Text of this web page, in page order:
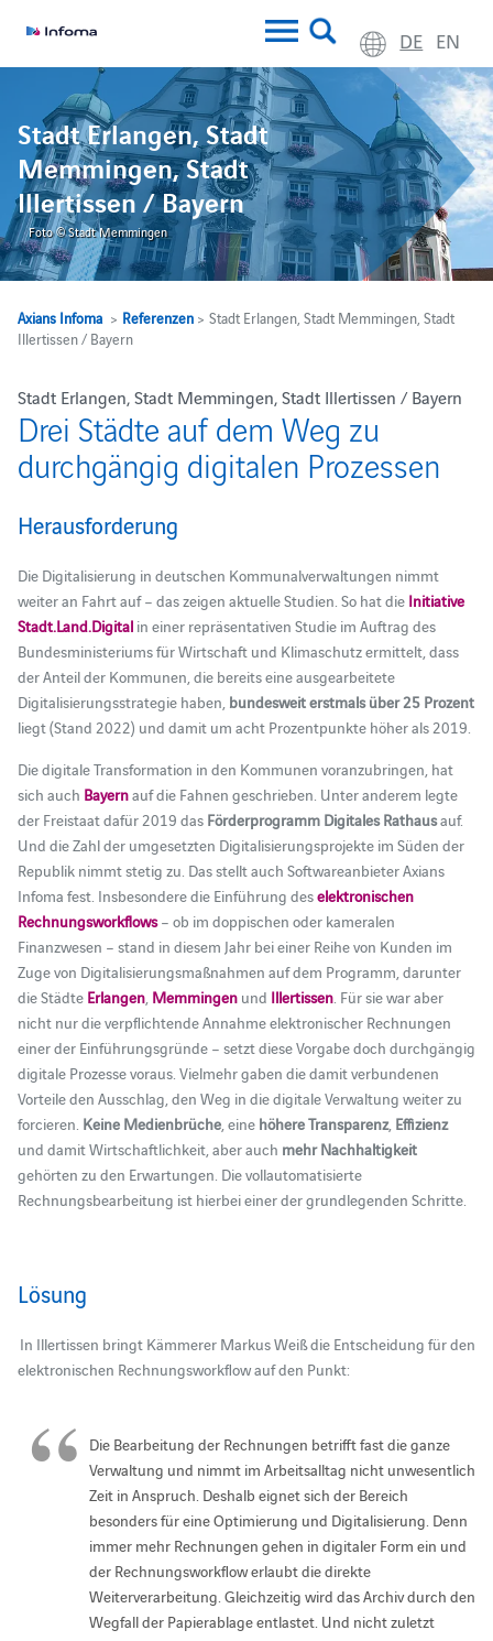
DE EN
Stadt Erlangen, Stadt
Memmingen, Stadt
Illertissen / Bayern
Foto © Stadt Memmingen
Axians Infoma> Referenzen> Stadt Erlangen, Stadt Memmingen, Stadt
Illertissen / Bayern
Stadt Erlangen, Stadt Memmingen, Stadt Illertissen / Bayern
Drei Städte auf dem Weg zu
durchgängig digitalen Prozessen
Herausforderung
Die Digitalisierung in deutschen Kommunalverwaltungen nimmt
weiter an Fahrt auf – das zeigen aktuelle Studien. So hat die Initiative
Stadt.Land.Digitalin einer repräsentativen Studie im Auftrag des
Bundesministeriums für Wirtschaft und Klimaschutz ermittelt, dass
der Anteil der Kommunen, die bereits eine ausgearbeitete
Digitalisierungsstrategie haben, bundesweit erstmals über 25 Prozent
liegt (Stand 2022) und damit um acht Prozentpunkte höher als 2019.
Die digitale Transformation in den Kommunen voranzubringen, hat
sich auch Bayernauf die Fahnen geschrieben. Unter anderem legte
der Freistaat dafür 2019 dasFörderprogramm Digitales Rathausauf.
Und die Zahl der umgesetzten Digitalisierungsprojekte im Süden der
Republik nimmt stetig zu. Das stellt auch Softwareanbieter Axians
Infoma fest. Insbesondere die Einführung deselektronischen
Rechnungsworkflows– ob im doppischen oder kameralen
Finanzwesen – stand in diesem Jahr bei einer Reihe von Kunden im
Zuge von Digitalisierungsmaßnahmen auf dem Programm, darunter
die Städte Erlangen, Memmingenund Illertissen. Für sie war aber
nicht nur die verpflichtende Annahme elektronischer Rechnungen
einer der Einführungsgründe – setzt diese Vorgabe doch durchgängig
digitale Prozesse voraus. Vielmehr gaben die damit verbundenen
Vorteile den Ausschlag, den Weg in die digitale Verwaltung weiter zu
forcieren. Keine Medienbrüche, eine höhere Transparenz, Effizienz
und damit Wirtschaftlichkeit, aber auch mehr Nachhaltigkeit
gehörten zu den Erwartungen. Die vollautomatisierte
Rechnungsbearbeitung ist hierbei einer der grundlegenden Schritte.
Lösung
In Illertissen bringt Kämmerer Markus Weiß die Entscheidung für den
elektronischen Rechnungsworkflow auf den Punkt:
Die Bearbeitung der Rechnungen betrifft fast die ganze
Verwaltung und nimmt im Arbeitsalltag nicht unwesentlich
Zeit in Anspruch. Deshalb eignet sich der Bereich
besonders für eine Optimierung und Digitalisierung. Denn
immer mehr Rechnungen gehen in digitaler Form ein und
der Rechnungsworkflow erlaubt die direkte
Weiterverarbeitung. Gleichzeitig wird das Archiv durch den
Wegfall der Papierablage entlastet. Und nicht zuletzt